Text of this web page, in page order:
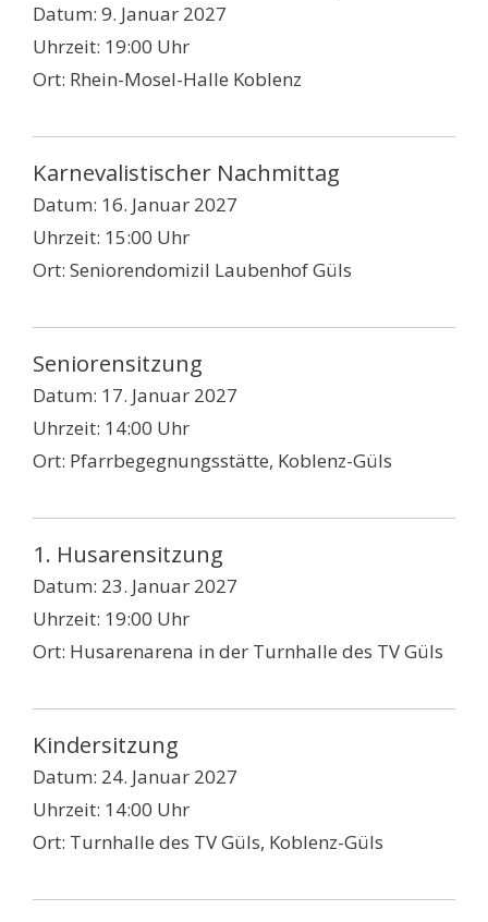
Datum: 9. Januar 2027
Uhrzeit: 19:00 Uhr
Ort: Rhein-Mosel-Halle Koblenz
Karnevalistischer Nachmittag
Datum: 16. Januar 2027
Uhrzeit: 15:00 Uhr
Ort: Seniorendomizil Laubenhof Güls
Seniorensitzung
Datum: 17. Januar 2027
Uhrzeit: 14:00 Uhr
Ort: Pfarrbegegnungsstätte, Koblenz-Güls
1. Husarensitzung
Datum: 23. Januar 2027
Uhrzeit: 19:00 Uhr
Ort: Husarenarena in der Turnhalle des TV Güls
Kindersitzung
Datum: 24. Januar 2027
Uhrzeit: 14:00 Uhr
Ort: Turnhalle des TV Güls, Koblenz-Güls